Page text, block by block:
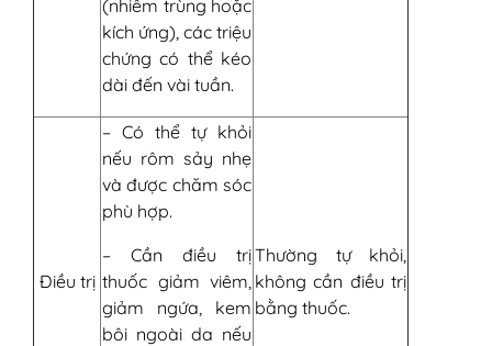
(nhiễm trùng hoặc
kích ứng), các triệu
chứng có thể kéo
dài đến vài tuần.
Điều trị
– Có thể tự khỏi
nếu rôm sảy nhẹ
và được chăm sóc
phù hợp.
– Cần điều trị
thuốc giảm viêm,
giảm ngứa, kem
bôi ngoài da nếu
Thường tự khỏi,
không cần điều trị
bằng thuốc.